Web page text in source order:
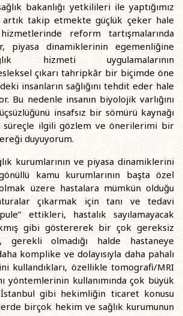
bakanlığı yetkilileri ile yaptığımız
artık takip etmekte güçlük çeker hale
reform tartışmalarında
piyasa dinamiklerinin egemenliğine
hizmeti uygulamalarının
çıkarı tahripkâr bir biçimde öne
insanların sağlığını tehdit eder hale
Bu nedenle insanın biyolojik varlığını
insafsız bir sömürü kaynağı
süreçle ilgili gözlem ve önerilerimi bir
duyuyorum.
kurumlarının ve piyasa dinamiklerini
kamu kurumlarının başta özel
üzere hastalara mümkün olduğu
çıkarmak için tanı ve tedavi
ettikleri, hastalık sayılamayacak
gibi göstererek bir çok gereksiz
gerekli olmadığı halde hastaneye
komplike ve dolayısıyla daha pahalı
kullandıkları, özellikle tomografi/MRI
yöntemlerinin kullanımında çok büyük
gibi hekimliğin ticaret konusu
birçok hekim ve sağlık kurumunun